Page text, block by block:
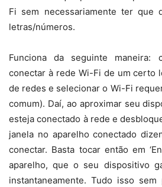
Fi sem necessariamente ter que
letras/números.
Funciona da seguinte maneira:
conectar à rede Wi-Fi de um certo
de redes e selecionar o Wi-Fi
comum). Daí, ao aproximar seu
esteja conectado à rede e
janela no aparelho conectado
conectar. Basta tocar então em
aparelho, que o seu dispositivo
instantaneamente. Tudo isso